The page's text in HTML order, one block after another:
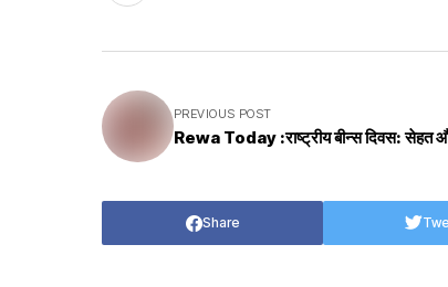
PREVIOUS POST
Rewa Today :राष्ट्रीय बीन्स दिवस: सेहत
Share